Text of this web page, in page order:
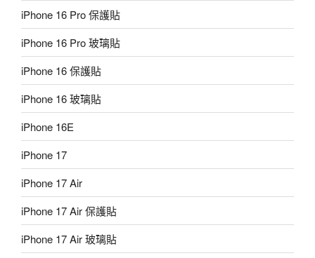
iPhone 16 Pro 保護貼
iPhone 16 Pro 玻璃貼
iPhone 16 保護貼
iPhone 16 玻璃貼
iPhone 16E
iPhone 17
iPhone 17 Air
iPhone 17 Air 保護貼
iPhone 17 Air 玻璃貼